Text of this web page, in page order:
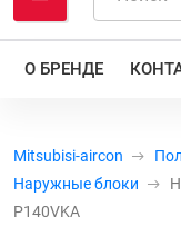
О БРЕНДЕ
Mitsubisi-aircon
Наружные блоки
P140VKA